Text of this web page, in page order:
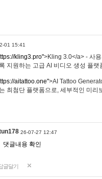
01 15:41
kling3.pro">Kling 3.0</a> - 사
지원하는 고급 AI 비디오 생성 플
aitattoo.one">AI Tattoo
최첨단 플랫폼으로, 세부적인 미
26-07-27 12:47
댓글내용 확인
글달기